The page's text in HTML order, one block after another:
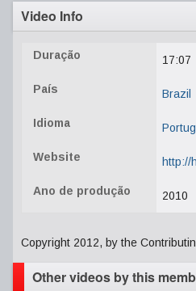
Video Info
Duração 17:07
País Brazil
Idioma
Website http://
Ano de produção 2010
Copyright 2012, by the
Other videos by this